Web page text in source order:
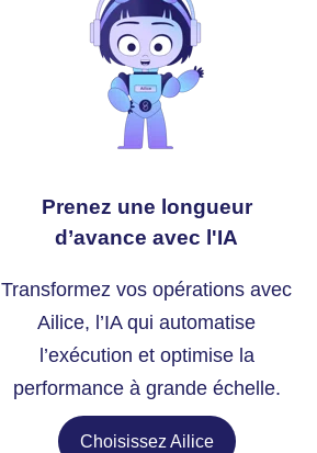
Prenez une longueur
d’avance avec l'IA
Transformez vos opérations avec
Ailice, l’IA qui automatise
l’exécution et optimise la
performance à grande échelle.
Choisissez Ailice